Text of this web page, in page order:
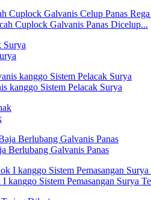
Cuplock Galvanis Panas Dicelup...
kanggo Sistem Pelacak Surya
Berlubang Galvanis Panas
kanggo Sistem Pemasangan Surya